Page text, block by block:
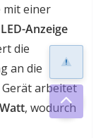
mit einer
LED-Anzeige
die
an die
arbeitet
, wodurch